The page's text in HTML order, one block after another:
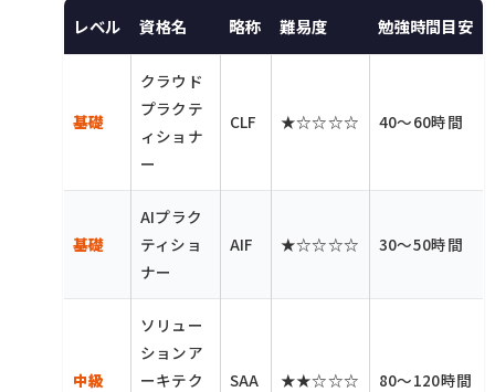
レベル 資格名 略称 難易度 勉強時間目安
基礎
クラウド
プラクテ
ィショナ
ー
CLF ★☆☆☆☆ 40〜60時間
基礎
AIプラク
ティショ
ナー
AIF ★☆☆☆☆ 30〜50時間
中級
ソリュー
ションア
ーキテク
SAA ★★☆☆☆ 80〜120時間